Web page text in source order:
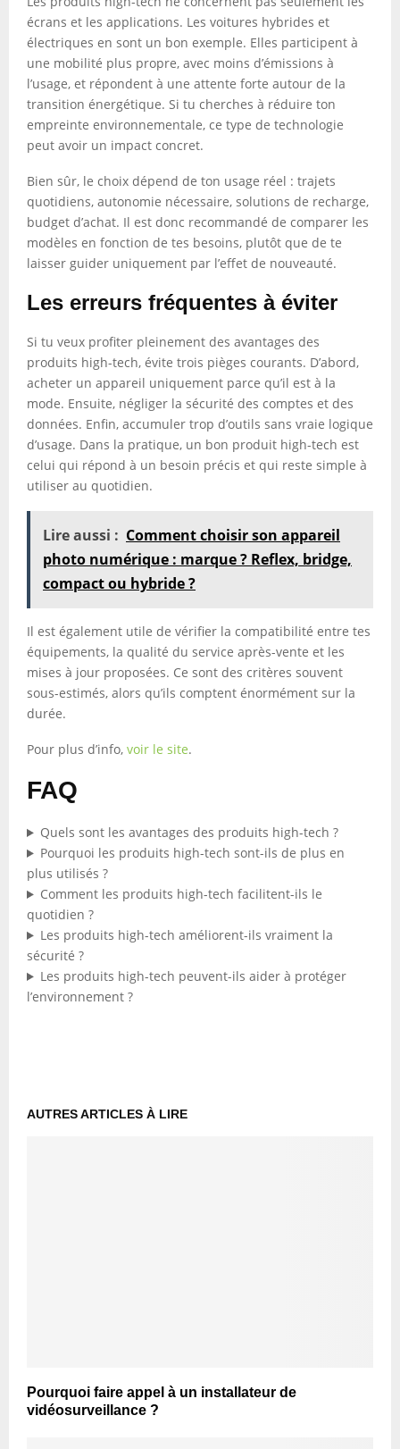
écrans et les applications. Les voitures hybrides et
électriques en sont un bon exemple. Elles participent à
une mobilité plus propre, avec moins d’émissions à
l’usage, et répondent à une attente forte autour de la
transition énergétique. Si tu cherches à réduire ton
empreinte environnementale, ce type de technologie
peut avoir un impact concret.
Bien sûr, le choix dépend de ton usage réel : trajets
quotidiens, autonomie nécessaire, solutions de recharge,
budget d’achat. Il est donc recommandé de comparer les
modèles en fonction de tes besoins, plutôt que de te
laisser guider uniquement par l’effet de nouveauté.
Les erreurs fréquentes à éviter
Si tu veux profiter pleinement des avantages des
produits high-tech, évite trois pièges courants. D’abord,
acheter un appareil uniquement parce qu’il est à la
mode. Ensuite, négliger la sécurité des comptes et des
données. Enfin, accumuler trop d’outils sans vraie logique
d’usage. Dans la pratique, un bon produit high-tech est
celui qui répond à un besoin précis et qui reste simple à
utiliser au quotidien.
Lire aussi : Comment choisir son appareil
photo numérique : marque ? Reflex, bridge,
compact ou hybride ?
Il est également utile de vérifier la compatibilité entre tes
équipements, la qualité du service après-vente et les
mises à jour proposées. Ce sont des critères souvent
sous-estimés, alors qu’ils comptent énormément sur la
durée.
Pour plus d’info, voir le site.
FAQ
Quels sont les avantages des produits high-tech ?
Pourquoi les produits high-tech sont-ils de plus en
plus utilisés ?
Comment les produits high-tech facilitent-ils le
quotidien ?
Les produits high-tech améliorent-ils vraiment la
sécurité ?
Les produits high-tech peuvent-ils aider à protéger
l’environnement ?
AUTRES ARTICLES À LIRE
Pourquoi faire appel à un installateur de
vidéosurveillance ?